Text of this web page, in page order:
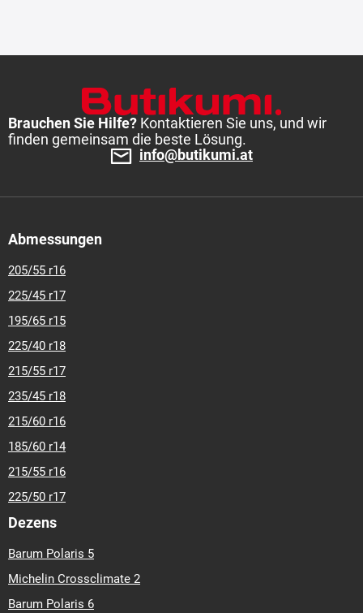
Brauchen Sie Hilfe? Kontaktieren Sie uns, und wir
finden gemeinsam die beste Lösung.
info@butikumi.at
Abmessungen
205/55 r16
225/45 r17
195/65 r15
225/40 r18
215/55 r17
235/45 r18
215/60 r16
185/60 r14
215/55 r16
225/50 r17
Dezens
Barum Polaris 5
Michelin Crossclimate 2
Barum Polaris 6